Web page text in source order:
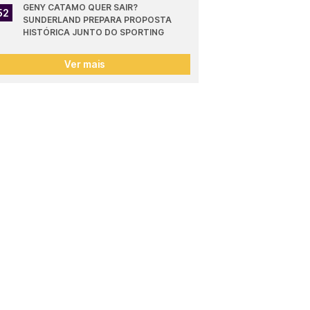
GENY CATAMO QUER SAIR?
SUNDERLAND PREPARA PROPOSTA
HISTÓRICA JUNTO DO SPORTING
Ver mais